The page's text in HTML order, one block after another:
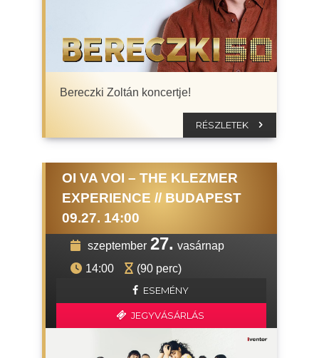
Bereczki Zoltán koncertje!
RÉSZLETEK
OI VA VOI – THE KLEZMER
EXPERIENCE // BUDAPEST
09.27. 14:00
szeptember 27. vasárnap
14:00
(90 perc)
ESEMÉNY
JEGYVÁSÁRLÁS